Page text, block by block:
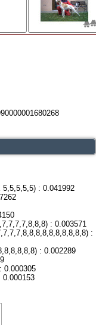
5,5,5,5,5) : 0.041992
: 0.003571
:
: 0.002289
0.000305